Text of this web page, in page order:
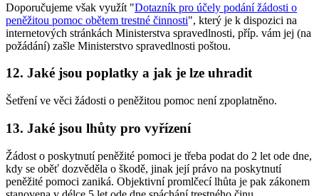
Doporučujeme však využít "Dotazník pro účely podání žádosti o
peněžitou pomoc obětem trestné činnosti", který je k dispozici na
internetových stránkách Ministerstva spravedlnosti, příp. vám jej (na
požádání) zašle Ministerstvo spravedlnosti poštou.
12. Jaké jsou poplatky a jak je lze uhradit
Šetření ve věci žádosti o peněžitou pomoc není zpoplatněno.
13. Jaké jsou lhůty pro vyřízení
Žádost o poskytnutí peněžité pomoci je třeba podat do 2 let ode dne,
kdy se oběť dozvěděla o škodě, jinak její právo na poskytnutí
peněžité pomoci zaniká. Objektivní promlčecí lhůta je pak zákonem